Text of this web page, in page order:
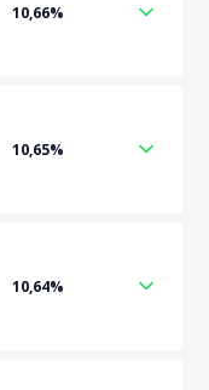
10,66%
10,65%
10,64%